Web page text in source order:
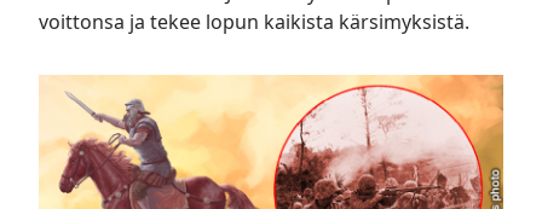
voittonsa ja tekee lopun kaikista kärsimyksistä.